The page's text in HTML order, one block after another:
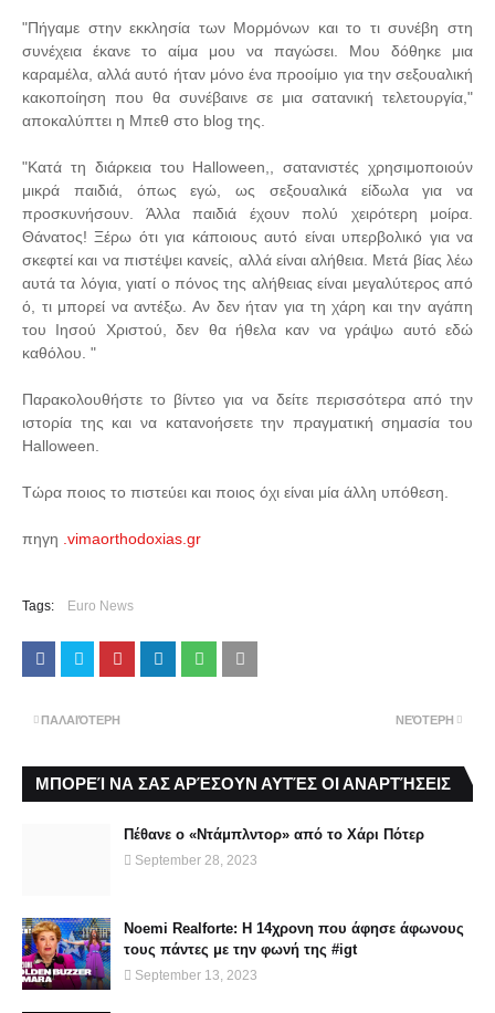
"Πήγαμε στην εκκλησία των Μορμόνων και το τι συνέβη στη
συνέχεια έκανε το αίμα μου να παγώσει. Μου δόθηκε μια
καραμέλα, αλλά αυτό ήταν μόνο ένα προοίμιο για την σεξουαλική
κακοποίηση που θα συνέβαινε σε μια σατανική τελετουργία,"
αποκαλύπτει η Μπεθ στο blog της.
"Κατά τη διάρκεια του Halloween,, σατανιστές χρησιμοποιούν
μικρά παιδιά, όπως εγώ, ως σεξουαλικά είδωλα για να
προσκυνήσουν. Άλλα παιδιά έχουν πολύ χειρότερη μοίρα.
Θάνατος! Ξέρω ότι για κάποιους αυτό είναι υπερβολικό για να
σκεφτεί και να πιστέψει κανείς, αλλά είναι αλήθεια. Μετά βίας λέω
αυτά τα λόγια, γιατί ο πόνος της αλήθειας είναι μεγαλύτερος από
ό, τι μπορεί να αντέξω. Αν δεν ήταν για τη χάρη και την αγάπη
του Ιησού Χριστού, δεν θα ήθελα καν να γράψω αυτό εδώ
καθόλου. "
Παρακολουθήστε το βίντεο για να δείτε περισσότερα από την
ιστορία της και να κατανοήσετε την πραγματική σημασία του
Halloween.
Τώρα ποιος το πιστεύει και ποιος όχι είναι μία άλλη υπόθεση.
πηγη .vimaorthodoxias.gr
Tags: Euro News
ΝΕΌΤΕΡΗ
ΠΑΛΑΙΌΤΕΡΗ
ΜΠΟΡΕΊ ΝΑ ΣΑΣ ΑΡΈΣΟΥΝ ΑΥΤΈΣ ΟΙ ΑΝΑΡΤΉΣΕΙΣ
Πέθανε ο «Ντάμπλντορ» από το Χάρι Πότερ
September 28, 2023
Noemi Realforte: Η 14χρονη που άφησε άφωνους
τους πάντες με την φωνή της #igt
September 13, 2023